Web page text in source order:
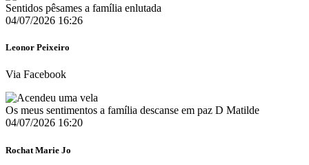
Sentidos pêsames a família enlutada
04/07/2026 16:26
Leonor Peixeiro
Via Facebook
Os meus sentimentos a família descanse em paz D Matilde
04/07/2026 16:20
Rochat Marie Jo